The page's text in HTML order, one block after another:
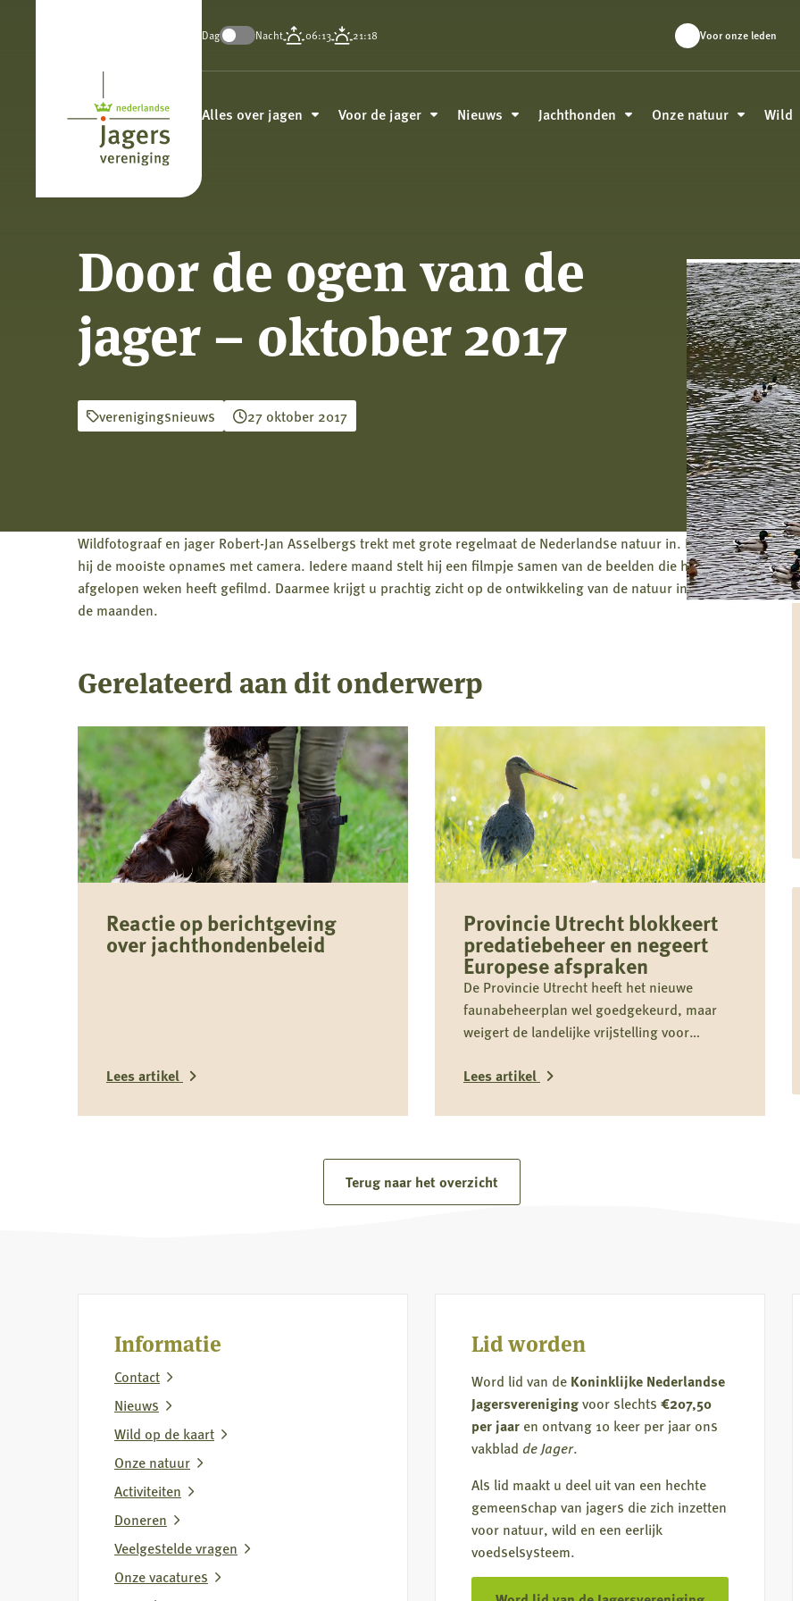
Nederlandse
Jagersvereniging
Dag Nacht 06:13 21:18 Voor onze leden
Alles over jagen Voor de jager Nieuws Jachthonden Onze natuur Wild
Door de ogen van de
jager – oktober 2017
verenigingsnieuws 27 oktober 2017
Wildfotograaf en jager Robert-Jan Asselbergs trekt met grote regelmaat de Nederlandse natuur in. Daar maakt
hij de mooiste opnames met camera. Iedere maand stelt hij een filmpje samen van de beelden die hij in de
afgelopen weken heeft gefilmd. Daarmee krijgt u prachtig zicht op de ontwikkeling van de natuur in de loop van
de maanden.
Gerelateerd aan dit onderwerp
Reactie op berichtgeving
over jachthondenbeleid
Lees artikel
Provincie Utrecht blokkeert
predatiebeheer en negeert
Europese afspraken
De Provincie Utrecht heeft het nieuwe
faunabeheerplan wel goedgekeurd, maar
weigert de landelijke vrijstelling voor
kan predatiebeheer niet worden uitgevoerd,
weidevogels zoals de grutto. Dit belemmert
staat haaks op Europese verplichtingen en
het eigen provinciale beleid.
Lees artikel
over
Provincie
Europese
afspraken
Terug naar het overzicht
Informatie
Contact
Nieuws
Wild op de kaart
Onze natuur
Activiteiten
Doneren
Veelgestelde vragen
Onze vacatures
Lid worden
Word lid van de Koninklijke Nederlandse
Jagersverenigingvoor slechts €207,50
per jaaren ontvang 10 keer per jaar ons
vakblad de Jager.
Als lid maakt u deel uit van een hechte
gemeenschap van jagers die zich inzetten
voor natuur, wild en een eerlijk
voedselsysteem.